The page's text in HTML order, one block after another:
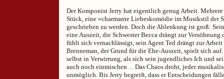
Der Komponist Jerry hat eigentlich genug Arbeit. Mehrere
Stück, eine »charmante Liebeskomödie im Musikstil der
geschrieben zu werden. Doch die Ablenkung ist groß:
eine Auszeit, die Schwester Becca drängt zur
fühlt sich vernachlässigt, sein Agent Ted drängt zur
Brenneman, der Grund für die Ehe-Auszeit, spielt sich
selbst in Verwirrung, als sich sein jugendliches Ich und
auch noch einmischen… Das Chaos droht, jeder
unmöglich. Bis Jerry begreift, dass er Entscheidungen